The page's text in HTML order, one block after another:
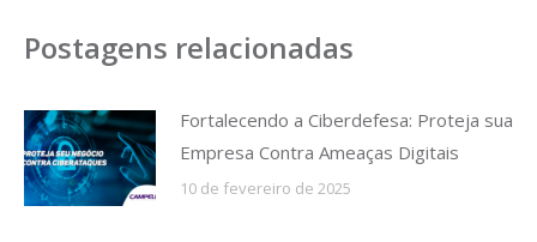
Postagens relacionadas
Fortalecendo a Ciberdefesa: Proteja sua
Empresa Contra Ameaças Digitais
10 de fevereiro de 2025